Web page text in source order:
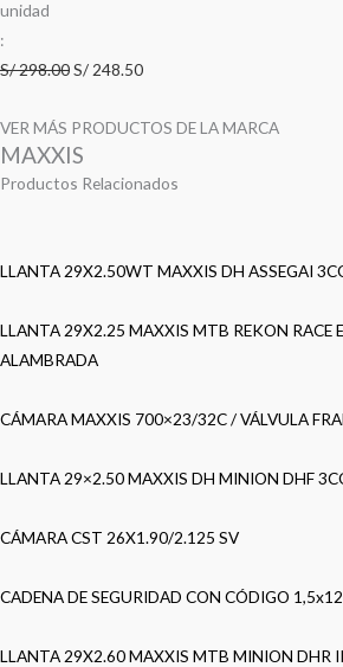
unidad
:
S/298.00S/ 248.50
VER MÁS PRODUCTOS DE LA MARCA
MAXXIS
Productos Relacionados
LLANTA 29X2.50WT MAXXIS DH ASSEGAI
LLANTA 29X2.25 MAXXIS MTB REKON RACE
ALAMBRADA
CÁMARA MAXXIS 700×23/32C / VÁLVULA
LLANTA 29×2.50 MAXXIS DH MINION DHF
CÁMARA CST 26X1.90/2.125 SV
CADENA DE SEGURIDAD CON CÓDIGO
LLANTA 29X2.60 MAXXIS MTB MINION DHR